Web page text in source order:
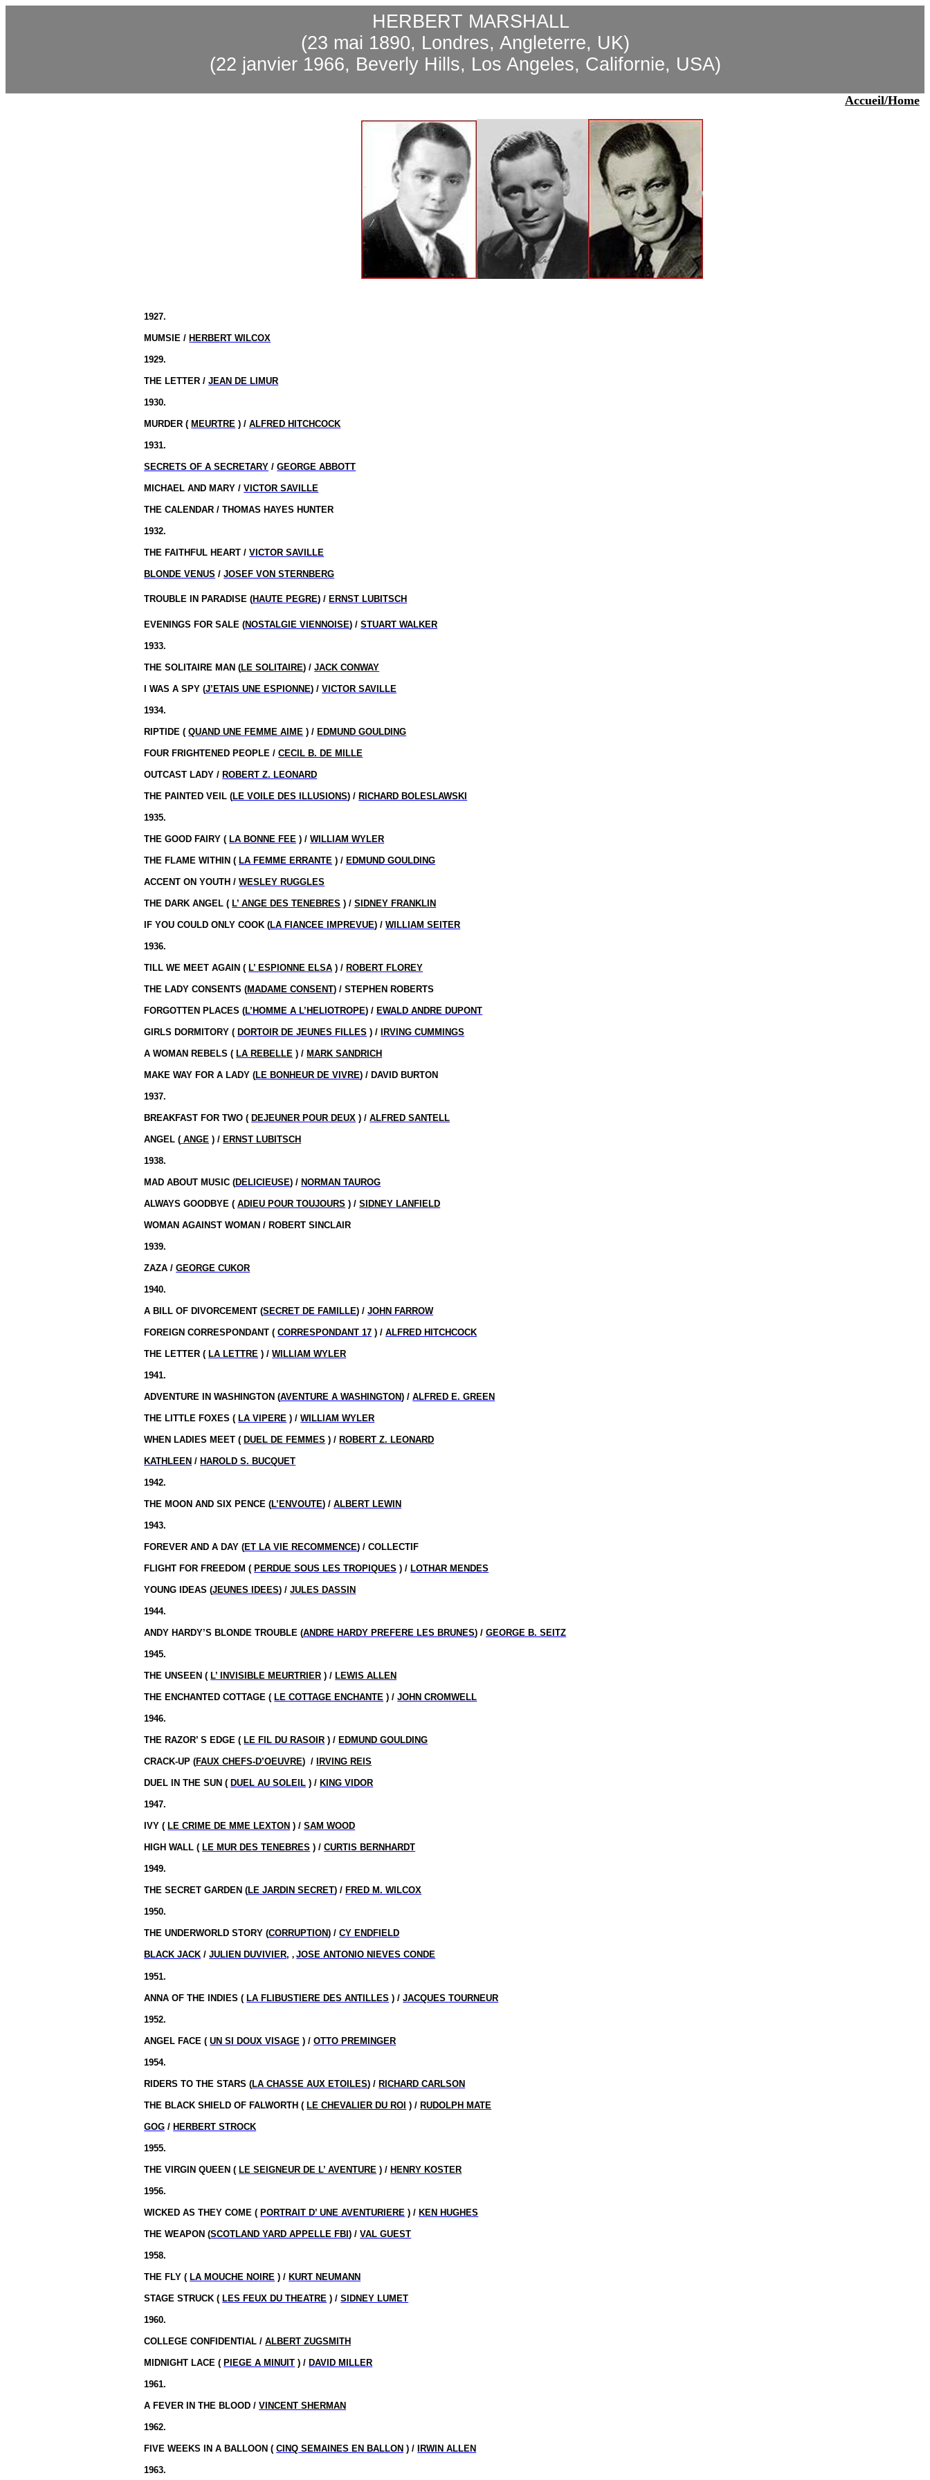
HERBERT MARSHALL
(23 mai 1890, Londres, Angleterre, UK)
(22 janvier 1966, Beverly Hills, Los Angeles, Californie, USA)
Accueil/Home
1927.
MUMSIE / HERBERT WILCOX
1929.
THE LETTER /JEAN DE LIMUR
1930.
MURDER ( MEURTRE ) /ALFRED HITCHCOCK
1931.
SECRETS OF A SECRETARY /GEORGE ABBOTT
MICHAEL AND MARY /VICTOR SAVILLE
THE CALENDAR / THOMAS HAYES HUNTER
1932.
THE FAITHFUL HEART /VICTOR SAVILLE
BLONDE VENUS /JOSEF VON STERNBERG
TROUBLE IN PARADISE (HAUTE PEGRE) / ERNST LUBITSCH
EVENINGS FOR SALE (NOSTALGIE VIENNOISE) /STUART WALKER
1933.
THE SOLITAIRE MAN (LE SOLITAIRE) /JACK CONWAY
I WAS A SPY (J’ETAIS UNE ESPIONNE) /VICTOR SAVILLE
1934.
RIPTIDE (QUAND UNE FEMME AIME ) / EDMUND GOULDING
FOUR FRIGHTENED PEOPLE /CECIL B. DE MILLE
OUTCAST LADY / ROBERT Z. LEONARD
THE PAINTED VEIL (LE VOILE DES ILLUSIONS) / RICHARD BOLESLAWSKI
1935.
THE GOOD FAIRY ( LA BONNE FEE ) /WILLIAM WYLER
THE FLAME WITHIN ( LA FEMME ERRANTE ) / EDMUND GOULDING
ACCENT ON YOUTH /WESLEY RUGGLES
THE DARK ANGEL ( L’ ANGE DES TENEBRES ) /SIDNEY FRANKLIN
IF YOU COULD ONLY COOK (LA FIANCEE IMPREVUE) /WILLIAM SEITER
1936.
TILL WE MEET AGAIN ( L’ ESPIONNE ELSA ) / ROBERT FLOREY
THE LADY CONSENTS (MADAME CONSENT) / STEPHEN ROBERTS
FORGOTTEN PLACES (L’HOMME A L’HELIOTROPE) / EWALD ANDRE DUPONT
GIRLS DORMITORY ( DORTOIR DE JEUNES FILLES ) / IRVING CUMMINGS
A WOMAN REBELS ( LA REBELLE ) / MARK SANDRICH
MAKE WAY FOR A LADY (LE BONHEUR DE VIVRE) / DAVID BURTON
1937.
BREAKFAST FOR TWO ( DEJEUNER POUR DEUX ) /ALFRED SANTELL
ANGEL ( ANGE ) / ERNST LUBITSCH
1938.
MAD ABOUT MUSIC (DELICIEUSE) / NORMAN TAUROG
ALWAYS GOODBYE (ADIEU POUR TOUJOURS ) /SIDNEY LANFIELD
WOMAN AGAINST WOMAN / ROBERT SINCLAIR
1939.
ZAZA /GEORGE CUKOR
1940.
A BILL OF DIVORCEMENT (SECRET DE FAMILLE) /JOHN FARROW
FOREIGN CORRESPONDANT (CORRESPONDANT 17 ) /ALFRED HITCHCOCK
THE LETTER ( LA LETTRE ) /WILLIAM WYLER
1941.
ADVENTURE IN WASHINGTON (AVENTURE A WASHINGTON) /ALFRED E. GREEN
THE LITTLE FOXES ( LA VIPERE ) /WILLIAM WYLER
WHEN LADIES MEET ( DUEL DE FEMMES ) / ROBERT Z. LEONARD
KATHLEEN / HAROLD S. BUCQUET
1942.
THE MOON AND SIX PENCE (L’ENVOUTE) /ALBERT LEWIN
1943.
FOREVER AND A DAY (ET LA VIE RECOMMENCE) / COLLECTIF
FLIGHT FOR FREEDOM ( PERDUE SOUS LES TROPIQUES ) / LOTHAR MENDES
YOUNG IDEAS (JEUNES IDEES) /JULES DASSIN
1944.
ANDY HARDY’S BLONDE TROUBLE (ANDRE HARDY PREFERE LES BRUNES) /GEORGE B. SEITZ
1945.
THE UNSEEN ( L’ INVISIBLE MEURTRIER ) / LEWIS ALLEN
THE ENCHANTED COTTAGE ( LE COTTAGE ENCHANTE ) /JOHN CROMWELL
1946.
THE RAZOR’ S EDGE ( LE FIL DU RASOIR ) / EDMUND GOULDING
CRACK-UP (FAUX CHEFS-D’OEUVRE) / IRVING REIS
DUEL IN THE SUN ( DUEL AU SOLEIL ) / KING VIDOR
1947.
IVY ( LE CRIME DE MME LEXTON ) /SAM WOOD
HIGH WALL ( LE MUR DES TENEBRES ) /CURTIS BERNHARDT
1949.
THE SECRET GARDEN (LE JARDIN SECRET) / FRED M. WILCOX
1950.
THE UNDERWORLD STORY (CORRUPTION) /CY ENDFIELD
BLACK JACK /JULIEN DUVIVIER,,JOSE ANTONIO NIEVES CONDE
1951.
ANNA OF THE INDIES ( LA FLIBUSTIERE DES ANTILLES ) /JACQUES TOURNEUR
1952.
ANGEL FACE (UN SI DOUX VISAGE ) /OTTO PREMINGER
1954.
RIDERS TO THE STARS (LA CHASSE AUX ETOILES) / RICHARD CARLSON
THE BLACK SHIELD OF FALWORTH ( LE CHEVALIER DU ROI ) / RUDOLPH MATE
GOG / HERBERT STROCK
1955.
THE VIRGIN QUEEN ( LE SEIGNEUR DE L’ AVENTURE ) / HENRY KOSTER
1956.
WICKED AS THEY COME ( PORTRAIT D’ UNE AVENTURIERE ) / KEN HUGHES
THE WEAPON (SCOTLAND YARD APPELLE FBI) /VAL GUEST
1958.
THE FLY ( LA MOUCHE NOIRE ) / KURT NEUMANN
STAGE STRUCK ( LES FEUX DU THEATRE ) /SIDNEY LUMET
1960.
COLLEGE CONFIDENTIAL /ALBERT ZUGSMITH
MIDNIGHT LACE ( PIEGE A MINUIT ) / DAVID MILLER
1961.
A FEVER IN THE BLOOD /VINCENT SHERMAN
1962.
FIVE WEEKS IN A BALLOON (CINQ SEMAINES EN BALLON ) / IRWIN ALLEN
1963.